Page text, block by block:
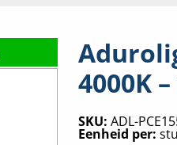
4000K
SKU: ADL-
Eenheid per: